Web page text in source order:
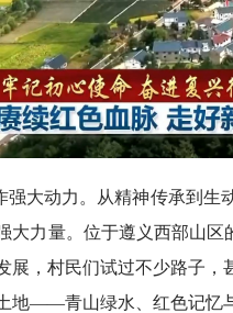
强大动力。从精神传承到生
大力量。位于遵义西部山
展，村民们试过不少路子
地——青山绿水、红色记忆